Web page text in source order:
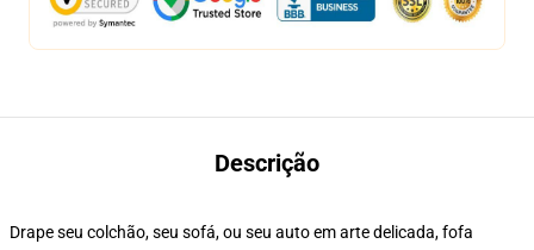
Descrição
Drape seu colchão, seu sofá, ou seu auto em arte delicada, fofa